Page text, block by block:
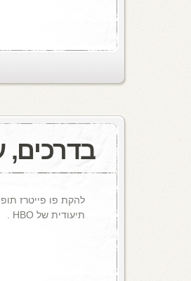
בדרכים,
להקת פו פייטרז
תיעודית של HBO .